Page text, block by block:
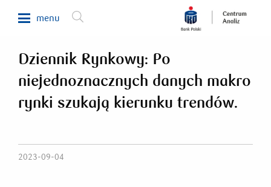
menu
Makroekonomia
Waluty, obligacje, surowce
Analizy sektorowe
Rynki zagraniczne
Dziennik Rynkowy: Po
niejednoznacznych danych makro
rynki szukają kierunku trendów.
2023-09-04